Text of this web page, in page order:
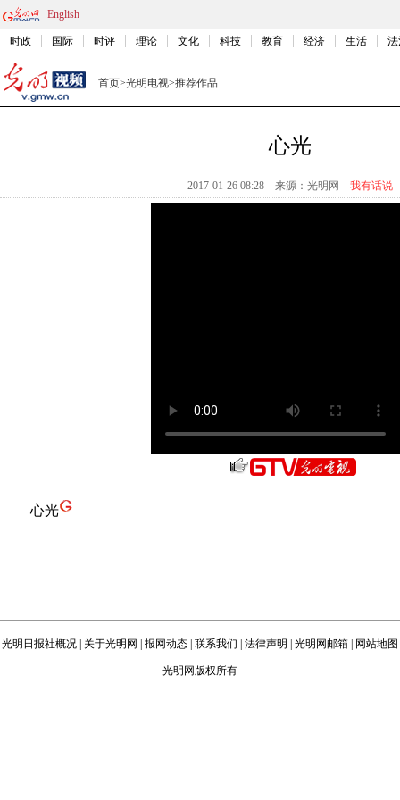
English
时政 国际 时评 理论 文化 科技 教育 经济 生活
首页>光明电视>推荐作品
心光
2017-01-26 08:28 来源： 光明网 我有话说
心光
光明日报社概况 关于光明网 报网动态 联系我们 法律声明 光明网邮箱 网站地图
光明网版权所有